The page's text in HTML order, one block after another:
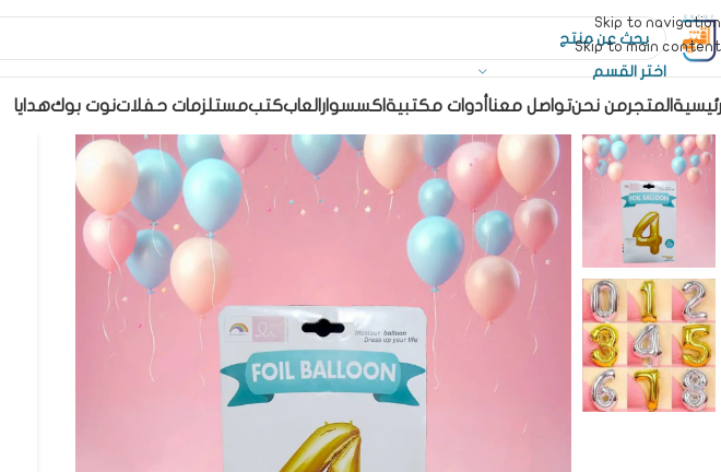
Skip to navigation
Skip to main content
اختر القسم
المتجرمن نحنتواصل معنا أدوات مكتبيةاكسسوار العابكتبمستلزمات حفلاتنوت بوكهدايا